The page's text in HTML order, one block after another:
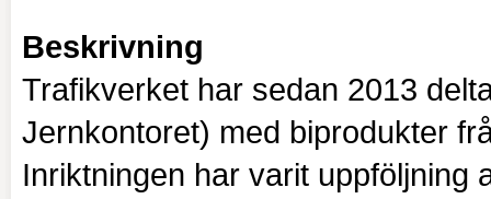
Beskrivning
Trafikverket har sedan 2013
Jernkontoret) med biprodukter
Inriktningen har varit uppföljning